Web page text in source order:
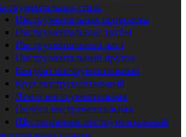
сталь
Инструментальная проволока
Инструментальные трубы
Инструментальный лист
Инструментальный пруток
Квадрат инструментальный
Круг инструментальный
Лента инструментальная
Полоса инструментальная
Шестигранник инструментальный